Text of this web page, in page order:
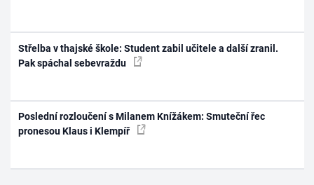
Střelba v thajské škole: Student zabil učitele a další zranil.
Pak spáchal sebevraždu
Poslední rozloučení s Milanem Knížákem: Smuteční řec
pronesou Klaus i Klempíř